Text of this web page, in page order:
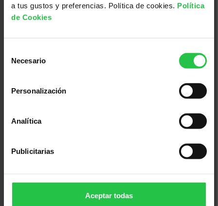
a tus gustos y preferencias. Política de cookies. Política
de Cookies
Necesario
Personalización
Analítica
Publicitarias
Aceptar todas
Cáncer, investigación, ayudas a la investigación
24/09/2026
projectes de vida